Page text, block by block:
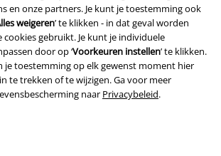
en onze partners. Je kunt je toestemming ook
weigeren’ te klikken - in dat geval worden
cookies gebruikt. Je kunt je individuele
door op ‘Voorkeuren instellen’ te klikken.
je toestemming op elk gewenst moment hier
in te trekken of te wijzigen. Ga voor meer
naar Privacybeleid.